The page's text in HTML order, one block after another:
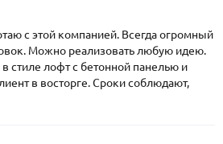
с этой компанией. Всегда огромный
Можно реализовать любую идею.
стиле лофт с бетонной панелью и
в восторге. Сроки соблюдают,